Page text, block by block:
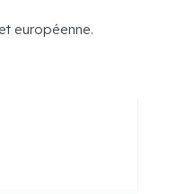
européenne.